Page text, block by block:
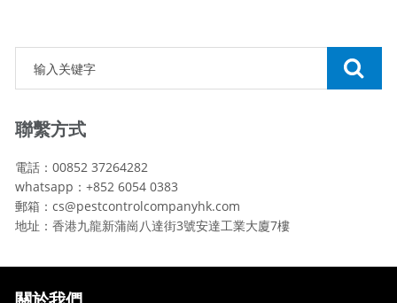
聯繫方式
電話：00852 37264282
whatsapp：+852 6054 0383
郵箱：cs@pestcontrolcompanyhk.com
地址：香港九龍新蒲崗八達街3號安達工業大廈7樓